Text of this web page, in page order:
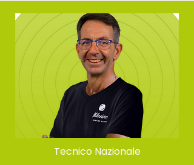
Tecnico Nazionale